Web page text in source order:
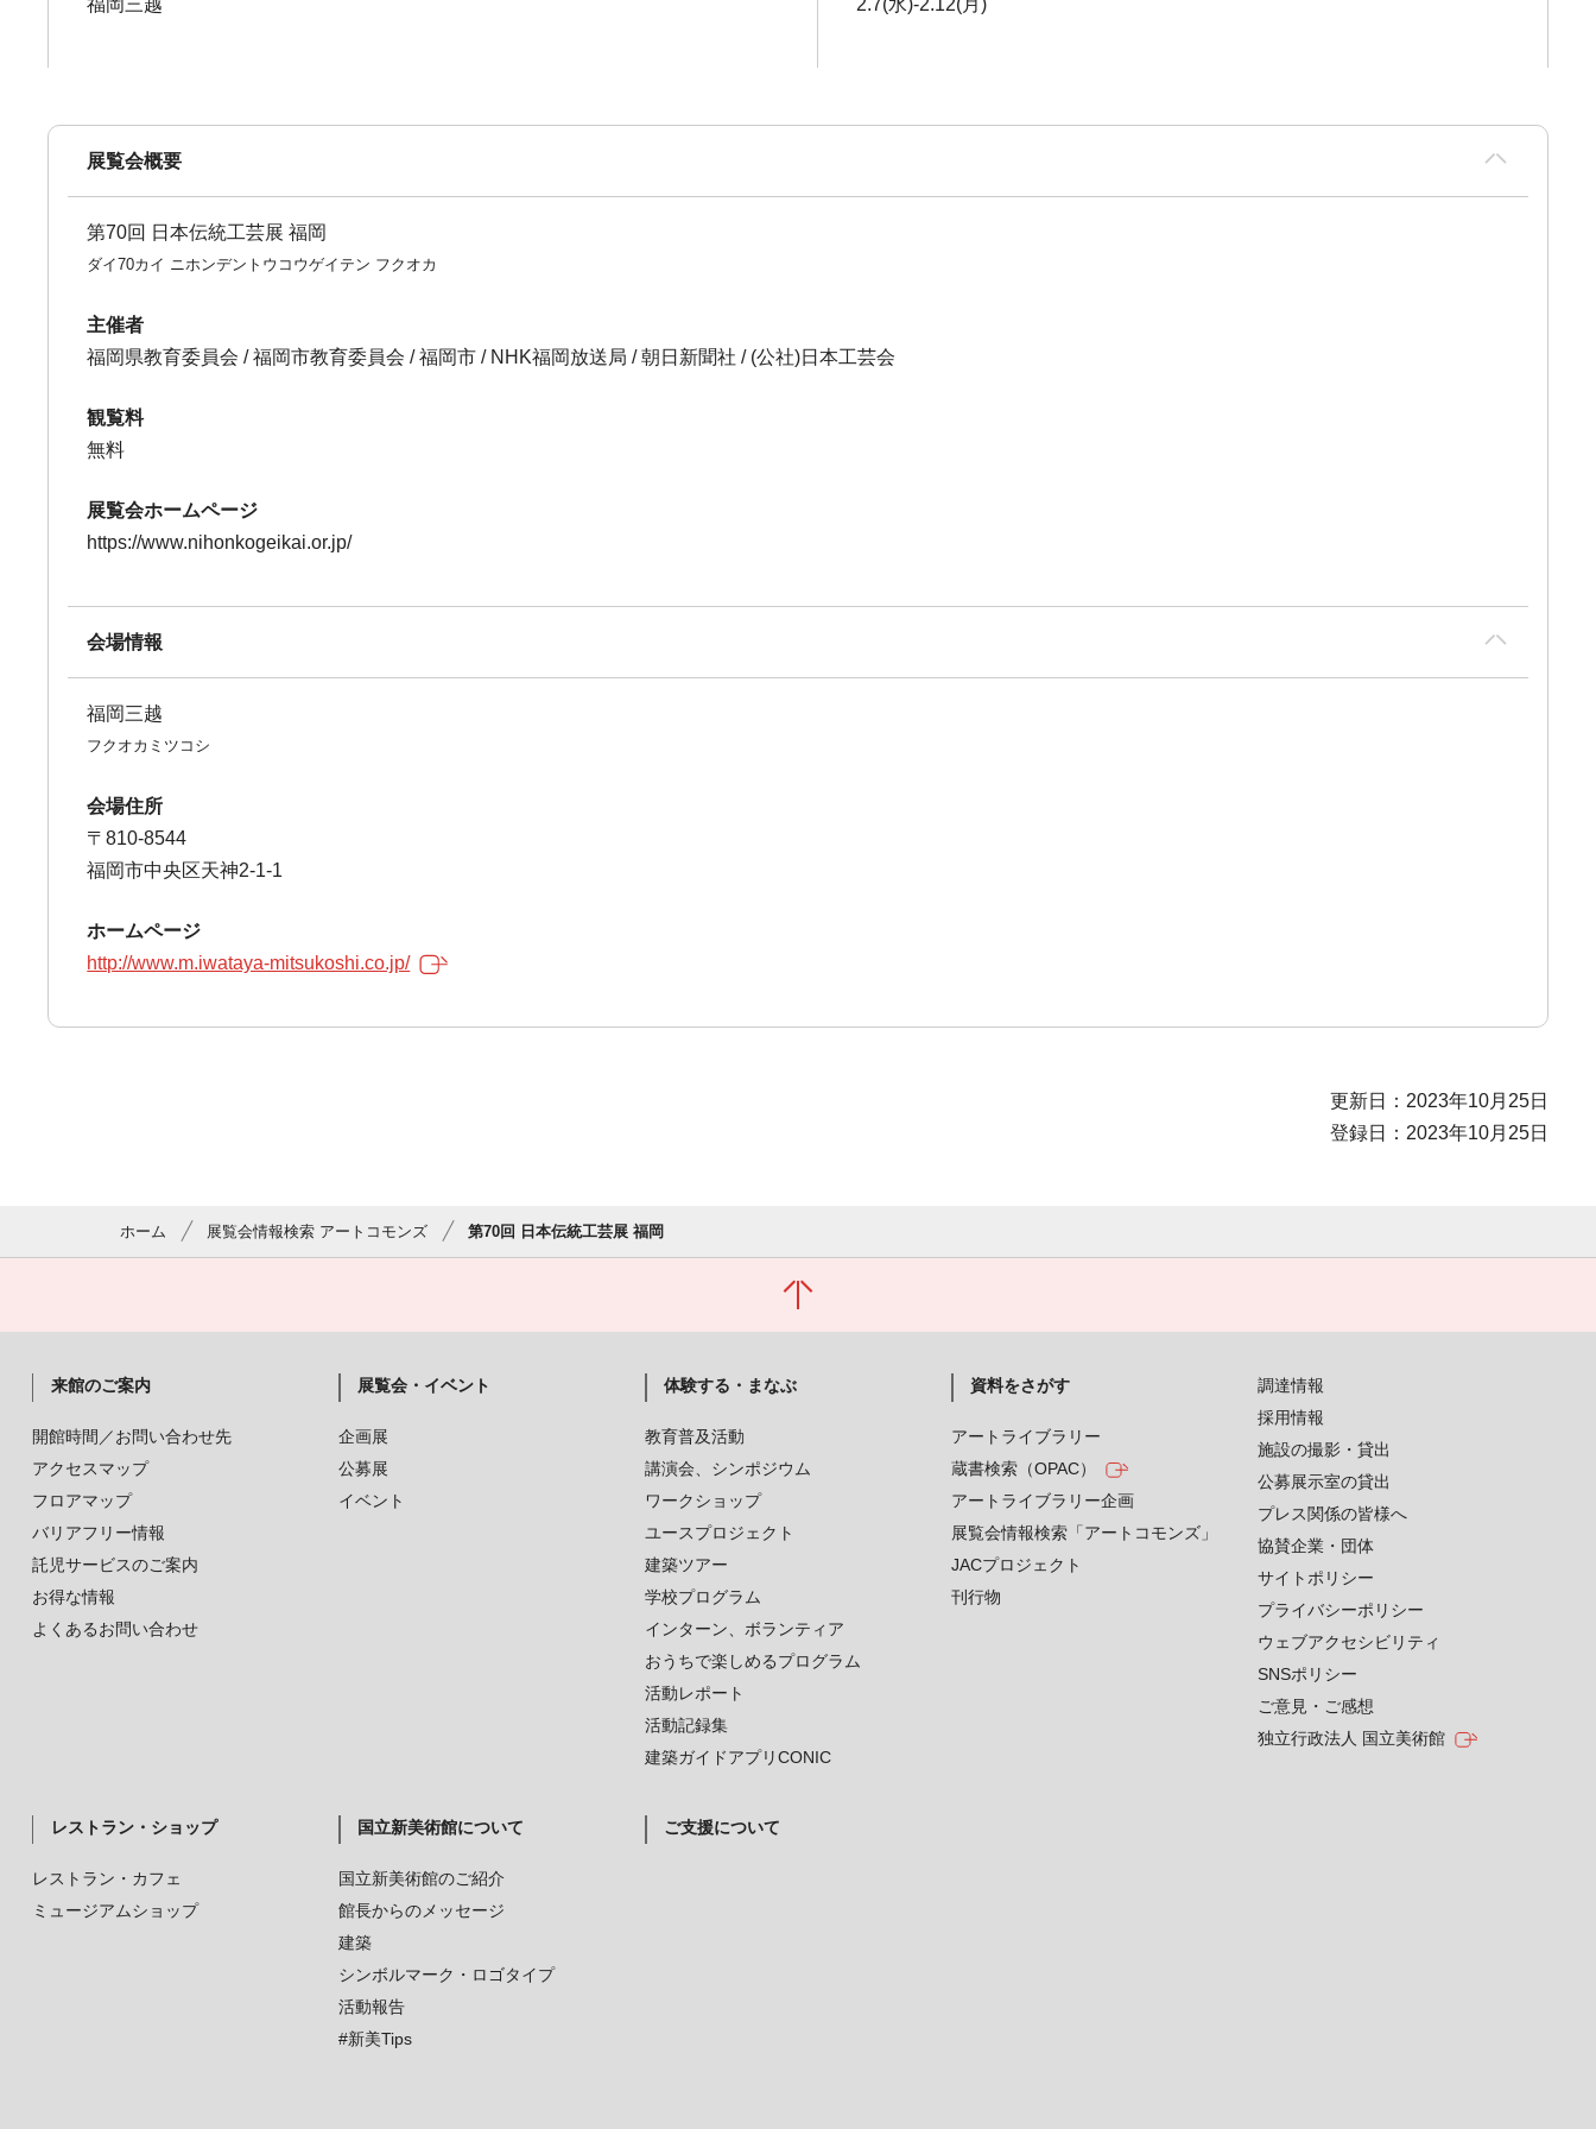
福岡三越 2.7(水)-2.12(月)
展覧会概要
第70回 日本伝統工芸展 福岡
ダイ70カイ ニホンデントウコウゲイテン フクオカ
主催者
福岡県教育委員会 / 福岡市教育委員会 / 福岡市 / NHK福岡放送局 / 朝日新聞社 / (公社)日本工芸会
観覧料
無料
展覧会ホームページ
https://www.nihonkogeikai.or.jp/
会場情報
福岡三越
フクオカミツコシ
会場住所
〒810-8544
福岡市中央区天神2-1-1
ホームページ
http://www.m.iwataya-mitsukoshi.co.jp/
更新日：2023年10月25日
登録日：2023年10月25日
ホーム 展覧会情報検索 アートコモンズ 第70回 日本伝統工芸展 福岡
来館のご案内
開館時間／お問い合わせ先
アクセスマップ
フロアマップ
バリアフリー情報
託児サービスのご案内
お得な情報
よくあるお問い合わせ
展覧会・イベント
企画展
公募展
イベント
体験する・まなぶ
教育普及活動
講演会、シンポジウム
ワークショップ
ユースプロジェクト
建築ツアー
学校プログラム
インターン、ボランティア
おうちで楽しめるプログラム
活動レポート
活動記録集
建築ガイドアプリCONIC
資料をさがす
アートライブラリー
蔵書検索（OPAC）
アートライブラリー企画
展覧会情報検索「アートコモンズ」
JACプロジェクト
刊行物
レストラン・ショップ
レストラン・カフェ
ミュージアムショップ
国立新美術館について
国立新美術館のご紹介
館長からのメッセージ
建築
シンボルマーク・ロゴタイプ
活動報告
#新美Tips
ご支援について
調達情報
採用情報
施設の撮影・貸出
公募展示室の貸出
プレス関係の皆様へ
協賛企業・団体
サイトポリシー
プライバシーポリシー
ウェブアクセシビリティ
SNSポリシー
ご意見・ご感想
独立行政法人 国立美術館